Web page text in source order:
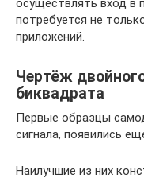
осуществлять вход в
потребуется не
приложений.
Чертёж
биквадрата
Первые образцы
сигнала, появились
Наилучшие из них